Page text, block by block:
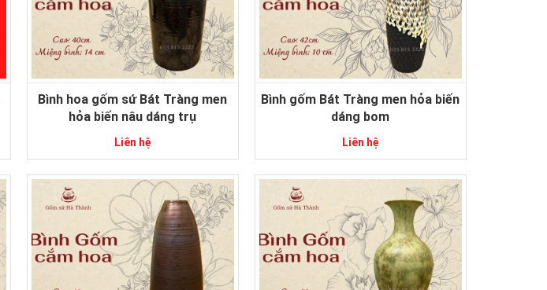
Bình hoa gốm sứ Bát Tràng men
hỏa biến nâu dáng trụ
Liên hệ
Bình gốm Bát Tràng men hỏa biến
dáng bom
Liên hệ